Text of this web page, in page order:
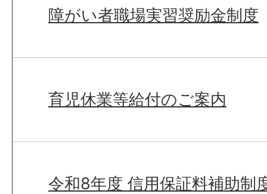
障がい者職場実習奨励金制度
育児休業等給付のご案内
令和8年度 信用保証料補助制